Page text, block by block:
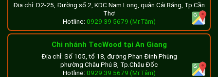
Địa chỉ: D2-25, Đường số 2, KDC Nam Long, quận Cái Răng, Tp.Cần
Thơ
Hotline: 0929 39 5679 (Mr.Tâm)
Chi nhánh TecWood tại An Giang
Địa chỉ: Số 105, tổ 18, đường Phan Đình Phùng
phường Châu Phú B, Tp.Châu Đốc
Hotline: 0929 39 5679 (Mr.Tâm)